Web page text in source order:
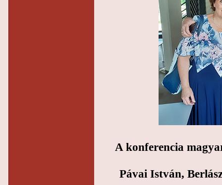
A konferencia
Pávai István,